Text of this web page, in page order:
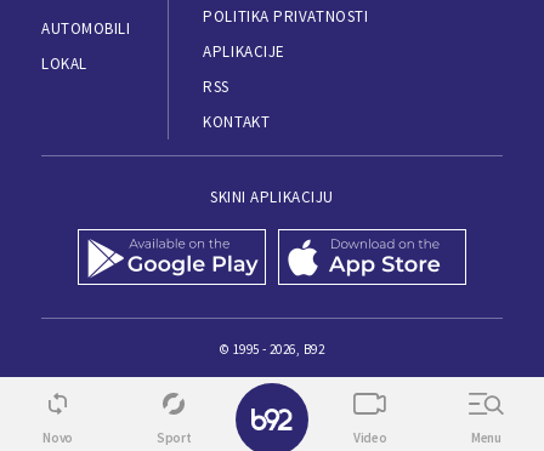
AUTOMOBILI
LOKAL
POLITIKA PRIVATNOSTI
APLIKACIJE
RSS
KONTAKT
SKINI APLIKACIJU
© 1995 - 2026, B92
Novo Sport Video Menu